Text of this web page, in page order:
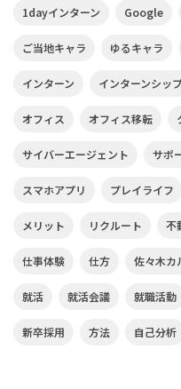
1dayインターン Google
ご当地キャラ ゆるキャラ
インターン インターンシッ
オフィス オフィス移転
サイバーエージェント サポ
スマホアプリ プレイライフ
メリット リクルート 不
仕事体験 仕方 佐々木カ
就活 就活会議 就職活動
新卒採用 方法 自己分析